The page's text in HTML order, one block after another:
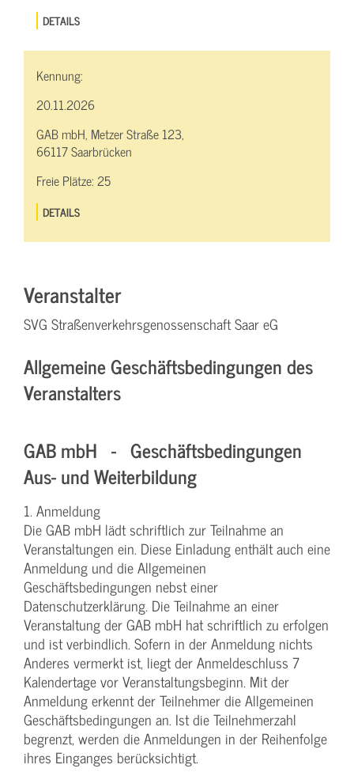
DETAILS
Kennung:
20.11.2026
GAB mbH, Metzer Straße 123,
66117 Saarbrücken
Freie Plätze:25
DETAILS
Veranstalter
SVG Straßenverkehrsgenossenschaft Saar eG
Allgemeine Geschäftsbedingungen des
Veranstalters
GAB mbH - Geschäftsbedingungen
Aus- und Weiterbildung
1. Anmeldung
Die GAB mbH lädt schriftlich zur Teilnahme an
Veranstaltungen ein. Diese Einladung enthält auch eine
Anmeldung und die Allgemeinen
Geschäftsbedingungen nebst einer
Datenschutzerklärung. Die Teilnahme an einer
Veranstaltung der GAB mbH hat schriftlich zu erfolgen
und ist verbindlich. Sofern in der Anmeldung nichts
Anderes vermerkt ist, liegt der Anmeldeschluss 7
Kalendertage vor Veranstaltungsbeginn. Mit der
Anmeldung erkennt der Teilnehmer die Allgemeinen
Geschäftsbedingungen an. Ist die Teilnehmerzahl
begrenzt, werden die Anmeldungen in der Reihenfolge
ihres Einganges berücksichtigt.